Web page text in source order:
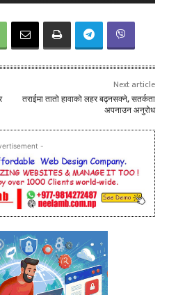
Next article
तराईमा तातो हावाको लहर बढ्नसक्ने, सतर्कता
अपनाउन अनुरोध
-